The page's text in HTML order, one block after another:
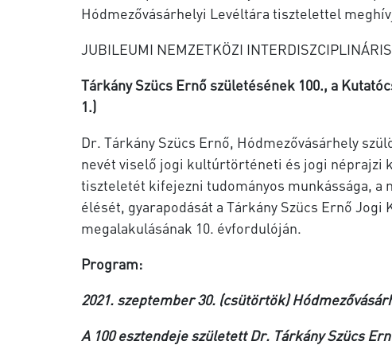
Hódmezővásárhelyi Levéltára tisztelettel
JUBILEUMI NEMZETKÖZI
Tárkány Szücs Ernő születésének 100., a
1.)
Dr. Tárkány Szücs Ernő, Hódmezővásárhely
nevét viselő jogi kultúrtörténeti és jogi néprajzi
tiszteletét kifejezni tudományos munkássága, a
élését, gyarapodását a Tárkány Szücs Ernő
megalakulásának 10. évfordulóján.
Program:
2021. szeptember 30. (csütörtök)
A 100 esztendeje született Dr. Tárkány Szücs